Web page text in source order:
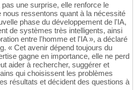
une surprise, elle renforce le
ressentons quant à la nécessité
phase du développement de l'IA,
de systèmes très intelligents, ainsi
entre l'homme et l'IA », a déclaré
« Cet avenir dépend toujours du
gagne en importance, elle ne perd
aider à rechercher, suggérer et
qui choisissent les problèmes
résultats et décident des questions à